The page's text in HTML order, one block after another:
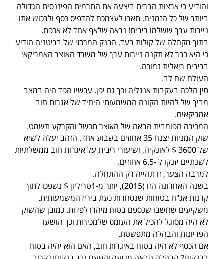
והודיע כי ארצות הברית ביצעה את התרמית הפיננסית הגדולה
ביותר של כל הזמנים. תארו לעצמכם להדפיס כסף ולרכוש אתו
ניירות ערך ששלמו ריבית! נראה שלאף אחד לא אכפת.
בתוך מקהלה של קולות בעד, הבנק המרכזי של בריטניה הודיע
כי היא כבר לא תקנה ניירות ערך של משרד האוצר האמריקאי
בריבית ריאלית נמוכה.
העולם שם לב.
סין הלכה בעקבות אנגליה וכך גם יפן. עכשיו הפד היה במצב
מביך של להיות הקונה המשמעותי היחיד של אגרות חוב
אמריקאים.
המכירה הפומבית הבאה של האוצר תכשל והקרקע תשמט.
שוק המניות יצנח 35 אחוזים בשבוע אחד. הזהב יעלה לשיא
של 3600 $ לאונקיה, ושיעורי ריבית על איגרות חוב ממשלתיות
לשנתיים יזנקו ל -6.5 אחוזים.
למרבה הצער, זו תהייה רק ההתחלה.
בשנה האחרונה הזו (2015), יותר מ-1טריליון $ נשפכו לתוך
קרנות אג"ח בטוחות שנסחרות כעת בירידהמשמעותית.
משקיעים שחשבו שכספם בטוח מיהרו לפדות. כמובן שהשוק
לא היה מסוגל להכיל את העומס שלמכירות וכך הושעו
הפדיונות והבהלה מתפשטת.
אם הכסף לא היה בטוח באיגרות חוב, האם הוא יהיה בטוח